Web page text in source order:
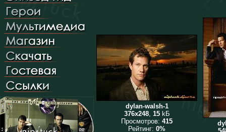
dylan-walsh-1
376x248, 15kБ
Просмотров: 415
Рейтинг: 0%